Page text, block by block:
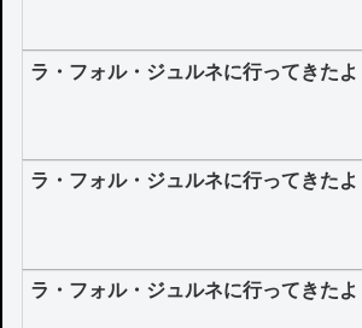
ラ・フォル・ジュルネに行ってきた
ラ・フォル・ジュルネに行ってきた
ラ・フォル・ジュルネに行ってきた